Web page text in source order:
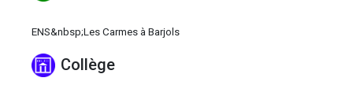
ENS&nbsp;Les Carmes à Barjols
Collège